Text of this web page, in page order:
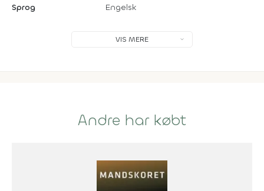
Sprog Engelsk
VIS MERE
Andre har købt